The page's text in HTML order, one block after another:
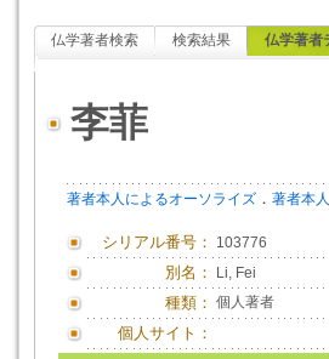
仏学著者検索 検索結果 仏学著者
李菲
著者本人によるオーソライズ ． 著者本
シリアル番号： 103776
別名： Li, Fei
種類： 個人著者
個人サイト：